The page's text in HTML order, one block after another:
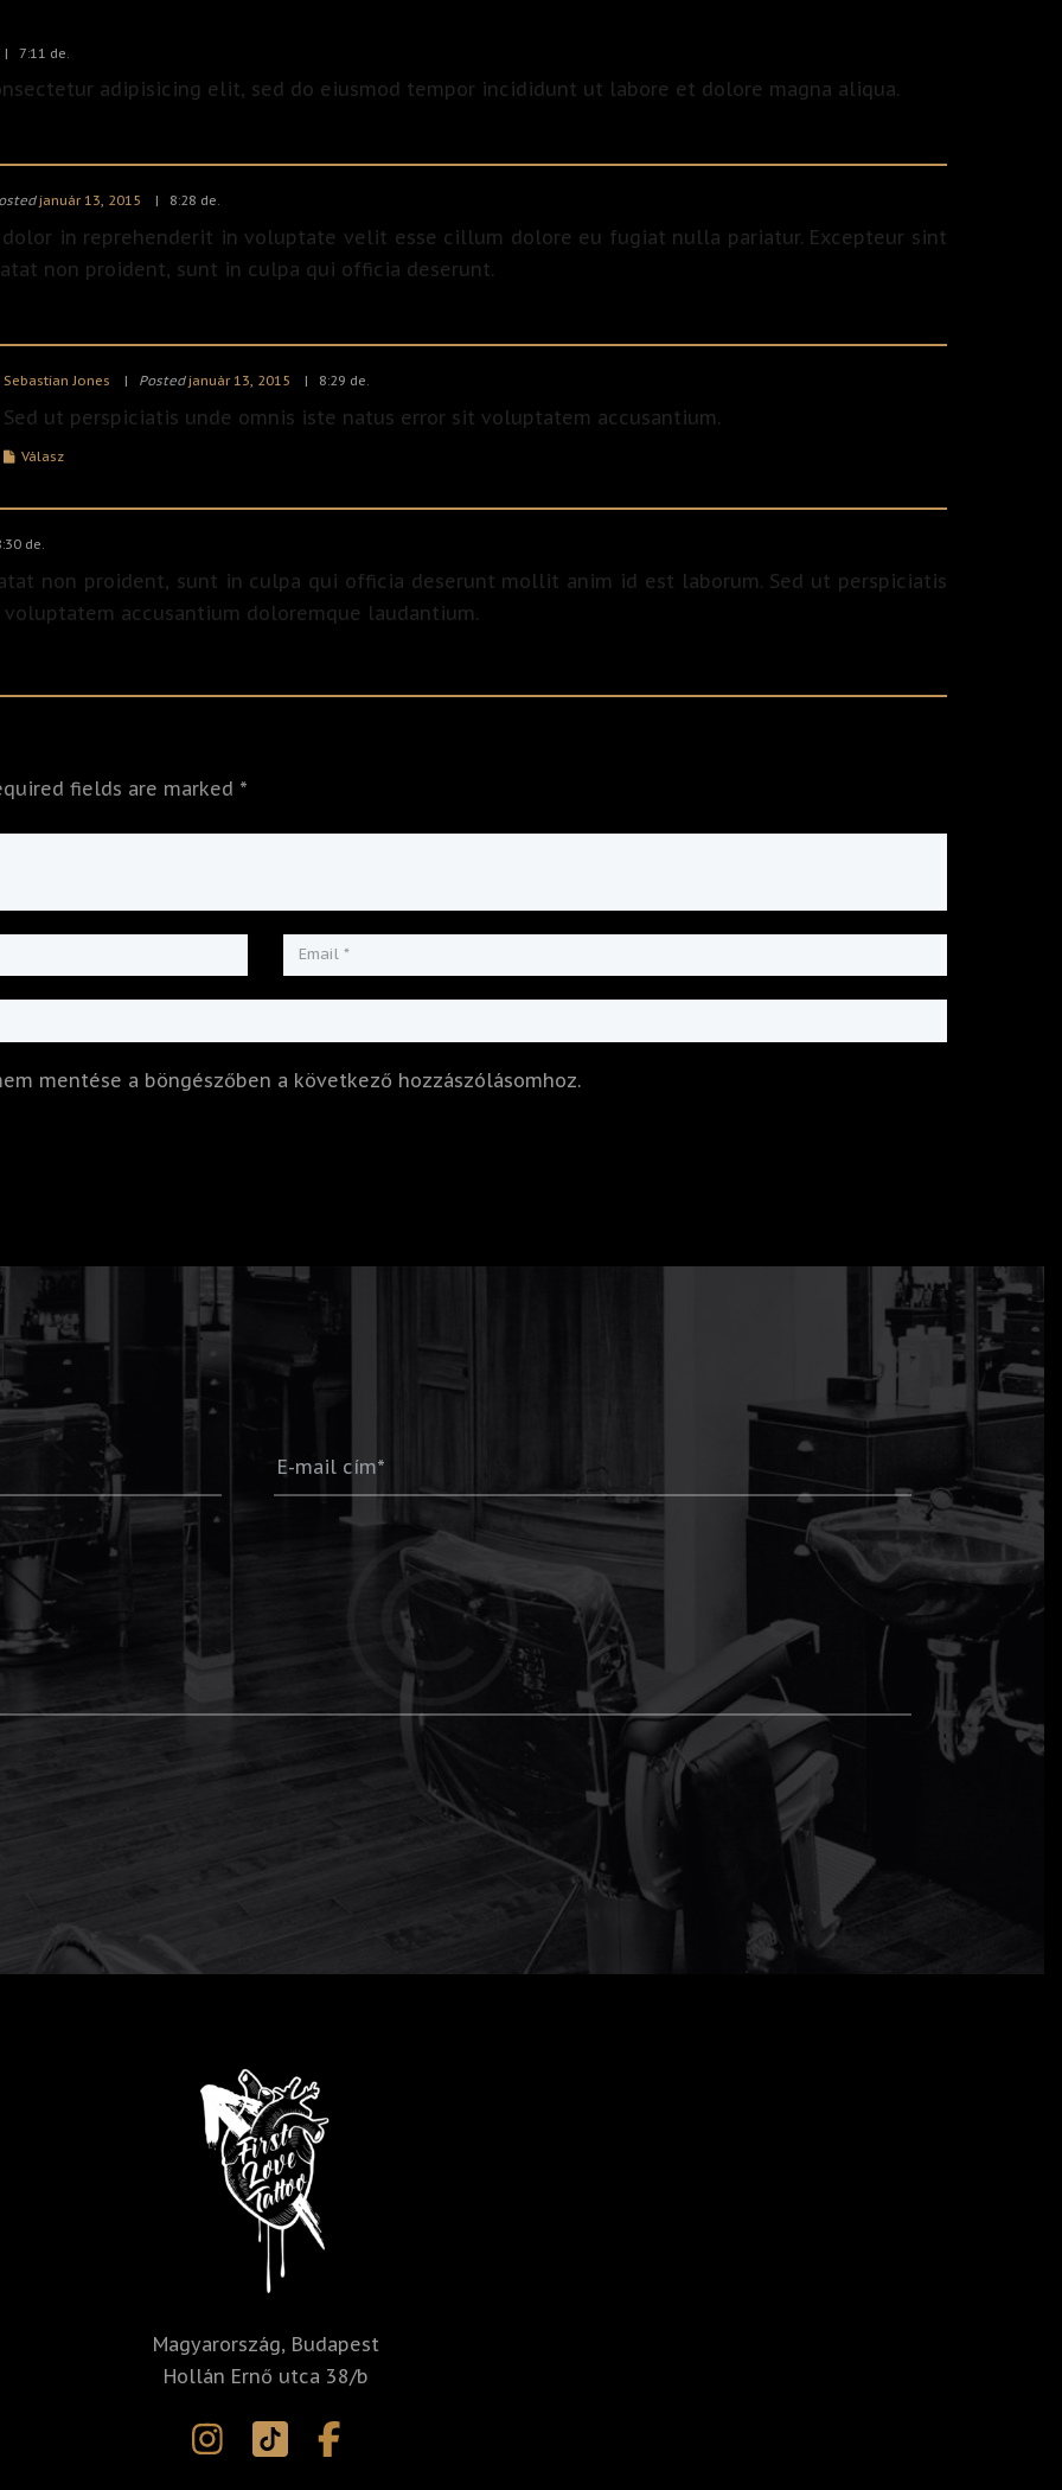
7:11 de.
adipisicing elit, sed do eiusmod tempor incididunt ut labore et dolore magna aliqua.
január 13, 2015 8:28 de.
dolor in reprehenderit in voluptate velit esse cillum dolore eu fugiat nulla pariatur. Excepteur sint
non proident, sunt in culpa qui officia deserunt.
Sebastian Jones Posted január 13, 2015 8:29 de.
Sed ut perspiciatis unde omnis iste natus error sit voluptatem accusantium.
Válasz
de.
non proident, sunt in culpa qui officia deserunt mollit anim id est laborum. Sed ut perspiciatis
accusantium doloremque laudantium.
fields are marked *
mentése a böngészőben a következő hozzászólásomhoz.
Magyarország, Budapest
Hollán Ernő utca 38/b